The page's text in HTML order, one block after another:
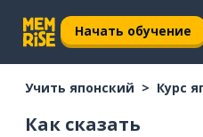
Начать обучение
Учить японский Курс
Как сказать